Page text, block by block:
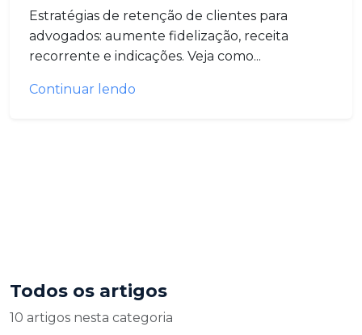
Estratégias de retenção de clientes para
advogados: aumente fidelização, receita
recorrente e indicações. Veja como...
Continuar lendo
Todos os artigos
10 artigos nesta categoria